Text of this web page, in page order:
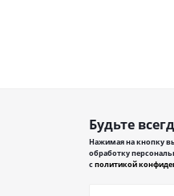
Будьте
Нажимая на кнопку
обработку
сполитикой